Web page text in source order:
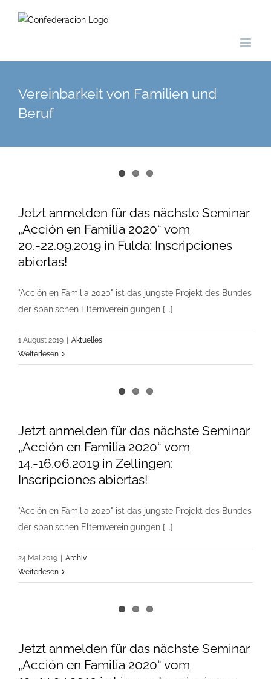
Inhalt
Vereinbarkeit von Familien und
Beruf
Jetzt anmelden für das nächste Seminar
„Acción en Familia 2020“ vom
20.-22.09.2019 in Fulda: Inscripciones
abiertas!
"Acción en Familia 2020" ist das jüngste Projekt des Bundes
der spanischen Elternvereinigungen [...]
1 August 2019
Aktuelles
Weiterlesen
Jetzt anmelden für das nächste Seminar
„Acción en Familia 2020“ vom
14.-16.06.2019 in Zellingen:
Inscripciones abiertas!
"Acción en Familia 2020" ist das jüngste Projekt des Bundes
der spanischen Elternvereinigungen [...]
24 Mai 2019
Archiv
Weiterlesen
Jetzt anmelden für das nächste Seminar
„Acción en Familia 2020“ vom